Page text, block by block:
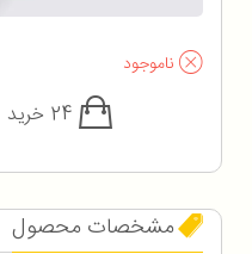
ناموجود
مشخصات محصول